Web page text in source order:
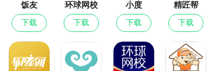
v2.2.2版本
优化体验
饭友
下载
环球网校
最新版
下载
小度
下载
精匠帮
下载